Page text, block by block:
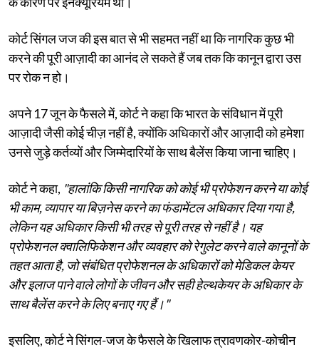
कोर्ट सिंगल जज की इस बात से भी सहमत नहीं था कि नागरिक कुछ भी
करने की पूरी आज़ादी का आनंद ले सकते हैं जब तक कि कानून द्वारा उस
पर रोक न हो।
अपने 17 जून के फैसले में, कोर्ट ने कहा कि भारत के संविधान में पूरी
आज़ादी जैसी कोई चीज़ नहीं है, क्योंकि अधिकारों और आज़ादी को हमेशा
उनसे जुड़े कर्तव्यों और जिम्मेदारियों के साथ बैलेंस किया जाना चाहिए।
कोर्ट ने कहा, "हालांकि किसी नागरिक को कोई भी प्रोफेशन करने या कोई
भी काम, व्यापार या बिज़नेस करने का फंडामेंटल अधिकार दिया गया है,
लेकिन यह अधिकार किसी भी तरह से पूरी तरह से नहीं है। यह
प्रोफेशनल क्वालिफिकेशन और व्यवहार को रेगुलेट करने वाले कानूनों के
तहत आता है, जो संबंधित प्रोफेशनल के अधिकारों को मेडिकल केयर
और इलाज पाने वाले लोगों के जीवन और सही हेल्थकेयर के अधिकार के
साथ बैलेंस करने के लिए बनाए गए हैं।"
इसलिए, कोर्ट ने सिंगल-जज के फैसले के खिलाफ त्रावणकोर-कोचीन